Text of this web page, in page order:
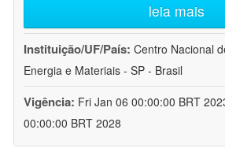
leia mais
Instituição/UF/País: Centro Nacional
Energia e Materiais - SP - Brasil
Vigência: Fri Jan 06 00:00:00 BRT
00:00:00 BRT 2028